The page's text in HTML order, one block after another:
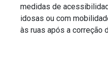
medidas de
idosas ou com
às ruas após a correção